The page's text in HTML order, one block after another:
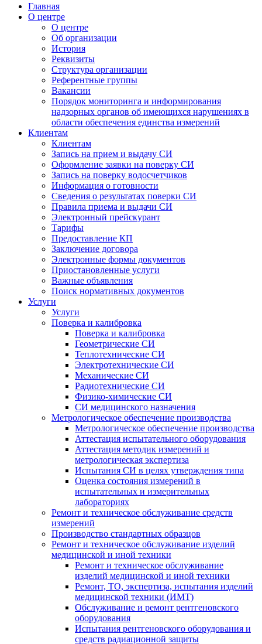
Главная
О центре
О центре
Об организации
История
Реквизиты
Структура организации
Референтные группы
Вакансии
Порядок мониторинга и информирования
надзорных органов об имеющихся нарушениях в
области обеспечения единства измерений
Клиентам
Клиентам
Запись на прием и выдачу СИ
Оформление заявки на поверку СИ
Запись на поверку водосчетчиков
Информация о готовности
Сведения о результатах поверки СИ
Правила приема и выдачи СИ
Электронный прейскурант
Тарифы
Предоставление КП
Заключение договора
Электронные формы документов
Приостановленные услуги
Важные объявления
Поиск нормативных документов
Услуги
Услуги
Поверка и калибровка
Поверка и калибровка
Геометрические СИ
Теплотехнические СИ
Электротехнические СИ
Механические СИ
Радиотехнические СИ
Физико-химические СИ
СИ медицинского назначения
Метрологическое обеспечение производства
Метрологическое обеспечение производства
Аттестация испытательного оборудования
Аттестация методик измерений и
метрологическая экспертиза
Испытания СИ в целях утверждения типа
Оценка состояния измерений в
испытательных и измерительных
лабораториях
Ремонт и техническое обслуживание средств
измерений
Производство стандартных образцов
Ремонт и техническое обслуживание изделий
медицинской и иной техники
Ремонт и техническое обслуживание
изделий медицинской и иной техники
Ремонт, ТО, экспертиза, испытания изделий
медицинской техники (ИМТ)
Обслуживание и ремонт рентгеновского
оборудования
Испытания рентгеновского оборудования и
средств радиационной защиты